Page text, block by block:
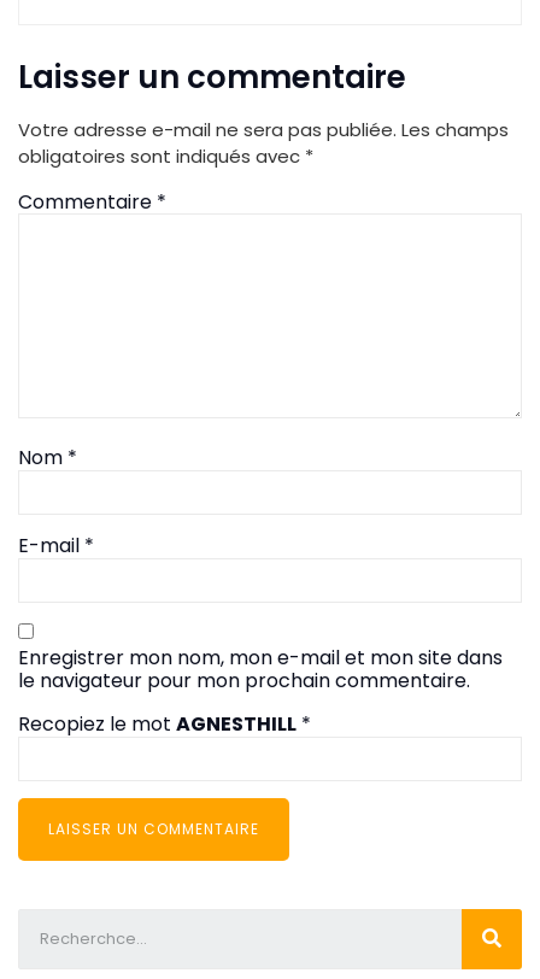
Laisser un commentaire
Votre adresse e-mail ne sera pas publiée. Les champs
obligatoires sont indiqués avec *
Commentaire *
Nom *
E-mail *
Enregistrer mon nom, mon e-mail et mon site dans
le navigateur pour mon prochain commentaire.
Recopiez le mot AGNESTHILL *